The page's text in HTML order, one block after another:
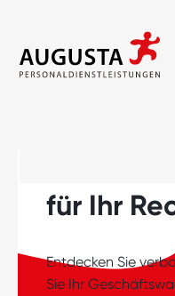
für Ihr
Entdecken Sie
Sie Ihr